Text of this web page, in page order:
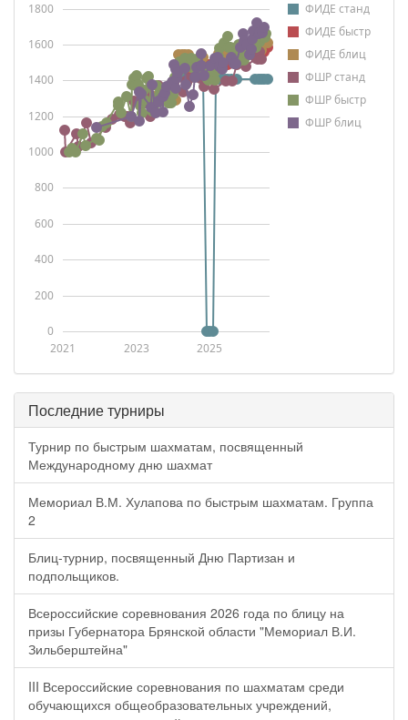
ФИДЕ станд
ФИДЕ быстр
ФИДЕ блиц
ФШР станд
ФШР быстр
ФШР блиц
2021 2023 2025
0
200
400
600
800
1000
1200
1400
1600
1800
Последние турниры
Турнир по быстрым шахматам, посвященный
Международному дню шахмат
Мемориал В.М. Хулапова по быстрым шахматам. Группа
2
Блиц-турнир, посвященный Дню Партизан и
подпольщиков.
Всероссийские соревнования 2026 года по блицу на
призы Губернатора Брянской области "Мемориал В.И.
Зильберштейна"
III Всероссийские соревнования по шахматам среди
обучающихся общеобразовательных учреждений,